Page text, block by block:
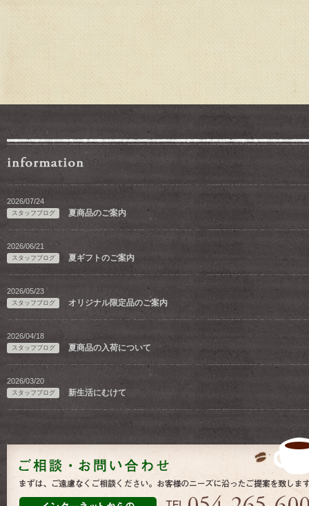
2026/07/24
スタッフブログ 夏商品のご案内
2026/06/21
スタッフブログ 夏ギフトのご案内
2026/05/23
スタッフブログ オリジナル限定品のご案内
2026/04/18
スタッフブログ 夏商品の入荷について
2026/03/20
スタッフブログ 新生活にむけて